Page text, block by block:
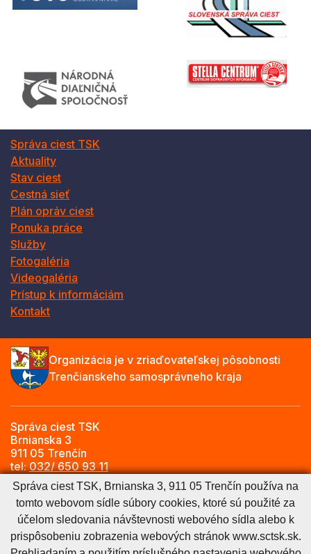
Správa ciest TSK
Aktuality
Stav ciest
Cestná sieť
Plán opráv ciest
Ponuka práce
Služby
Fotogaléria
Videogaléria
Prístup k informáciám
Kontakt
Organizácia je v zriaďovateľskej pôsobnosti
Trenčianskeho samosprávneho kraja
Správa ciest TSK
Brnianska 3
911 05 Trenčín
tel:032/ 650 93 11
e-mail:
info@sctsk.sk
Zásady spracúvania osobných údajovCookies nastavenie
Cookies - viac informáciíVyhlásenie o prístupnosti
Správa ciest TSK, Brnianska 3, 911 05 Trenčín používa na
tomto webovom sídle súbory cookies, ktoré sú použité za
účelom sledovania návštevnosti webového sídla alebo k
prispôsobeniu zobrazenia webových stránok www.sctsk.sk.